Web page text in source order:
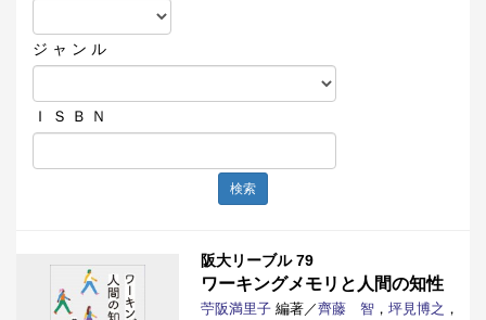
ジ ャ ン ル
Ｉ Ｓ Ｂ Ｎ
検索
阪大リーブル 79
ワーキングメモリと人間の知性
苧阪満里子 編著／齊藤 智 ， 坪見博之 ，